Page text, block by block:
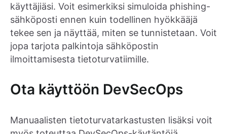
käyttäjiäsi. Voit esimerkiksi simuloida phishing-
sähköposti ennen kuin todellinen hyökkääjä
tekee sen ja näyttää, miten se tunnistetaan. Voit
jopa tarjota palkintoja sähköpostin
ilmoittamisesta tietoturvatiimille.
Ota käyttöön DevSecOps
Manuaalisten tietoturvatarkastusten lisäksi voit